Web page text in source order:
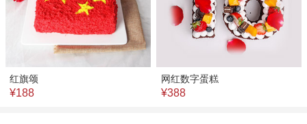
红旗颂
¥188
网红数字蛋糕
¥388